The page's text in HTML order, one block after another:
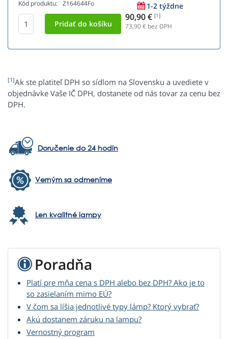
Kód produktu: Z164644Fo 1-2 týždne
90,90 € [1]
73,90€ bez DPH
[1]Ak ste platiteľ DPH so sídlom na Slovensku a uvediete v
objednávke Vaše IČ DPH, dostanete od nás tovar za cenu bez
DPH.
Doručenie do 24 hodín
Verným sa odmeníme
Len kvalitné lampy
Poradňa
Platí pre mňa cena s DPH alebo bez DPH? Ako je to
so zasielaním mimo EÚ?
V čom sa líšia jednotlivé typy lámp? Ktorý vybrať?
Akú dostanem záruku na lampu?
Vernostný program